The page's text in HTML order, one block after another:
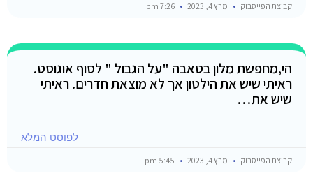
קבוצת הפייסבוק מרץ 4, 2023
הי,מחפשת מלון בטאבה "על הגבול " לסוף אוגוסט.
ראיתי שיש את הילטון אך לא מוצאת חדרים. ראיתי
שיש את…
לפוסט המלא
קבוצת הפייסבוק מרץ 4, 2023